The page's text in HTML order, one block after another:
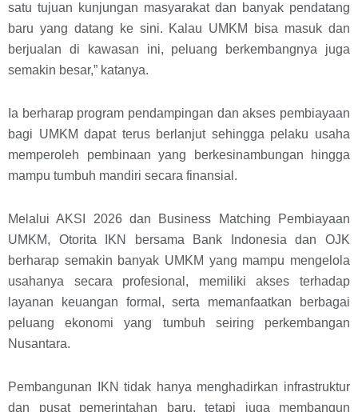
satu tujuan kunjungan masyarakat dan banyak pendatang
baru yang datang ke sini. Kalau UMKM bisa masuk dan
berjualan di kawasan ini, peluang berkembangnya juga
semakin besar,” katanya.
Ia berharap program pendampingan dan akses pembiayaan
bagi UMKM dapat terus berlanjut sehingga pelaku usaha
memperoleh pembinaan yang berkesinambungan hingga
mampu tumbuh mandiri secara finansial.
Melalui AKSI 2026 dan Business Matching Pembiayaan
UMKM, Otorita IKN bersama Bank Indonesia dan OJK
berharap semakin banyak UMKM yang mampu mengelola
usahanya secara profesional, memiliki akses terhadap
layanan keuangan formal, serta memanfaatkan berbagai
peluang ekonomi yang tumbuh seiring perkembangan
Nusantara.
Pembangunan IKN tidak hanya menghadirkan infrastruktur
dan pusat pemerintahan baru, tetapi juga membangun